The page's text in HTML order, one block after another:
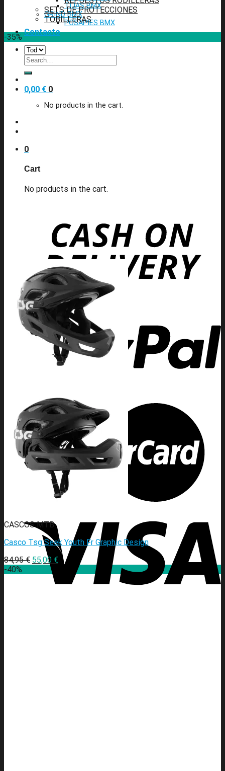
TIJAS BMX
GRIND BMX
POSAPIES BMX
Contacto
Search
for:
0,00 € 0
No products in the cart.
0
Cart
No products in the cart.
SETS DE PROTECCIONES
TOBILLERAS
-35%
CASCOS MTB
Casco Tsg Seek Youth Fr Graphic Design
84,95€ 55,00 €
-40%